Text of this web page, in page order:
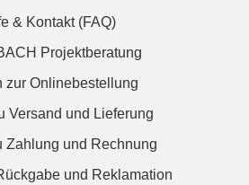
& Kontakt (FAQ)
Projektberatung
zur Onlinebestellung
Versand und Lieferung
Zahlung und Rechnung
und Reklamation